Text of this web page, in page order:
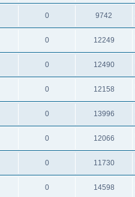
0 9742
0 12249
0 12490
0 12158
0 13996
0 12066
0 11730
0 14598